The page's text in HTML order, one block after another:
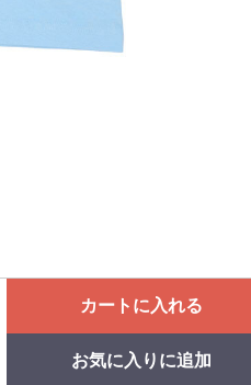
カートに入れる
お気に入りに追加